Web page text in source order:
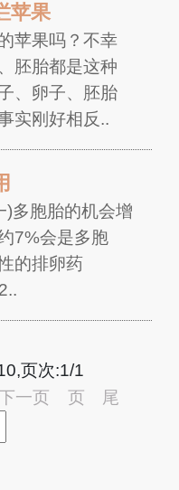
苹果
苹果吗？不幸
胚胎都是这种
、卵子、胚胎
实刚好相反..
)多胞胎的机会增
7%会是多胞
的排卵药
页次:1/1
一页 页 尾